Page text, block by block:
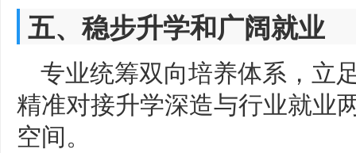
五、稳步升学和广阔就业
专业统筹双向培养体系，立
精准对接升学深造与行业就业
空间。